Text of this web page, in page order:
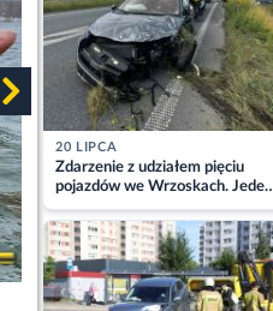
20 LIPCA
Zdarzenie z udziałem pięciu
pojazdów we Wrzoskach. Jeden
z kierowców zabrany w
kajdankach